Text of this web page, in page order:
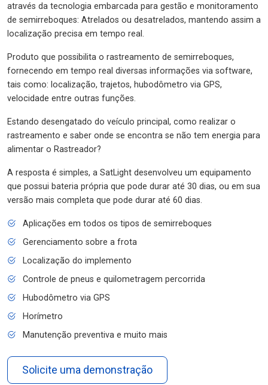
através da tecnologia embarcada para gestão e monitoramento
de semirreboques: Atrelados ou desatrelados, mantendo assim a
localização precisa em tempo real.
Produto que possibilita o rastreamento de semirreboques,
fornecendo em tempo real diversas informações via software,
tais como: localização, trajetos, hubodômetro via GPS,
velocidade entre outras funções.
Estando desengatado do veículo principal, como realizar o
rastreamento e saber onde se encontra se não tem energia para
alimentar o Rastreador?
A resposta é simples, a SatLight desenvolveu um equipamento
que possui bateria própria que pode durar até 30 dias, ou em sua
versão mais completa que pode durar até 60 dias.
Aplicações em todos os tipos de semirreboques
Gerenciamento sobre a frota
Localização do implemento
Controle de pneus e quilometragem percorrida
Hubodômetro via GPS
Horímetro
Manutenção preventiva e muito mais
Solicite uma demonstração